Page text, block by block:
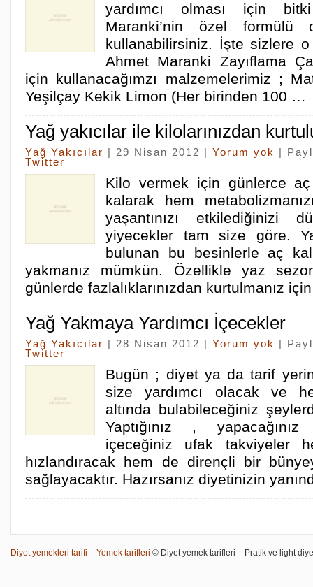
yardımcı olması için
Maranki’nin özel formülü
kullanabilirsiniz. İşte sizlere
Ahmet Maranki Zayıflama
için kullanacağımzı malzemelerimiz ;
Yeşilçay Kekik Limon (Her birinden 100 …
Yağ yakıcılar ile kilolarınızdan
Yağ Yakıcılar | 29 Nisan 2012 | Yorum yok
|
Twitter
Kilo vermek için günlerce
kalarak hem
yaşantınızı etkilediğinizi
yiyecekler tam size göre.
bulunan bu besinlerle aç
yakmanız mümkün. Özellikle yaz
günlerde fazlalıklarınızdan kurtulmanız
Yağ Yakmaya Yardımcı İçecekler
Yağ Yakıcılar | 28 Nisan 2012 | Yorum yok
|
Twitter
Bugün ; diyet ya da tarif
size yardımcı olacak ve
altında bulabileceğiniz
Yaptığınız ,
içeceğiniz ufak takviyeler
hızlandıracak hem de dirençli bir
sağlayacaktır. Hazırsanız diyetinizin
Diyet yemekleri tarifi – Yemek tarifleri © Diyet yemek tarifleri – Pratik ve light